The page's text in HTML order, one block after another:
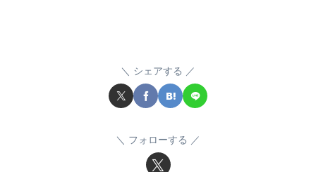
シェアする
フォローする